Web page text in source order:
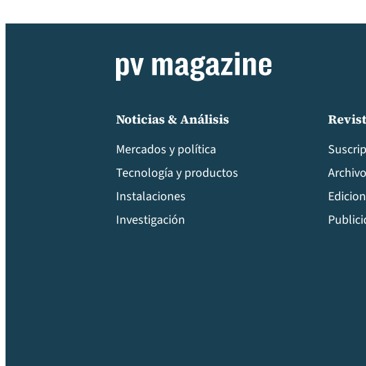
Noticias & Análisis
Mercados y política
Tecnología y productos
Instalaciones
Investigación